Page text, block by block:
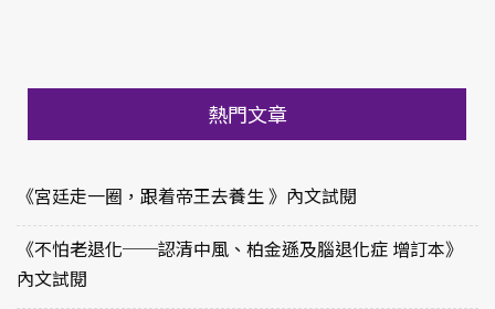
熱門文章
《宮廷走一圈，跟着帝王去養生 》內文試閱
《不怕老退化──認清中風、柏金遜及腦退化症 增訂本》
內文試閱